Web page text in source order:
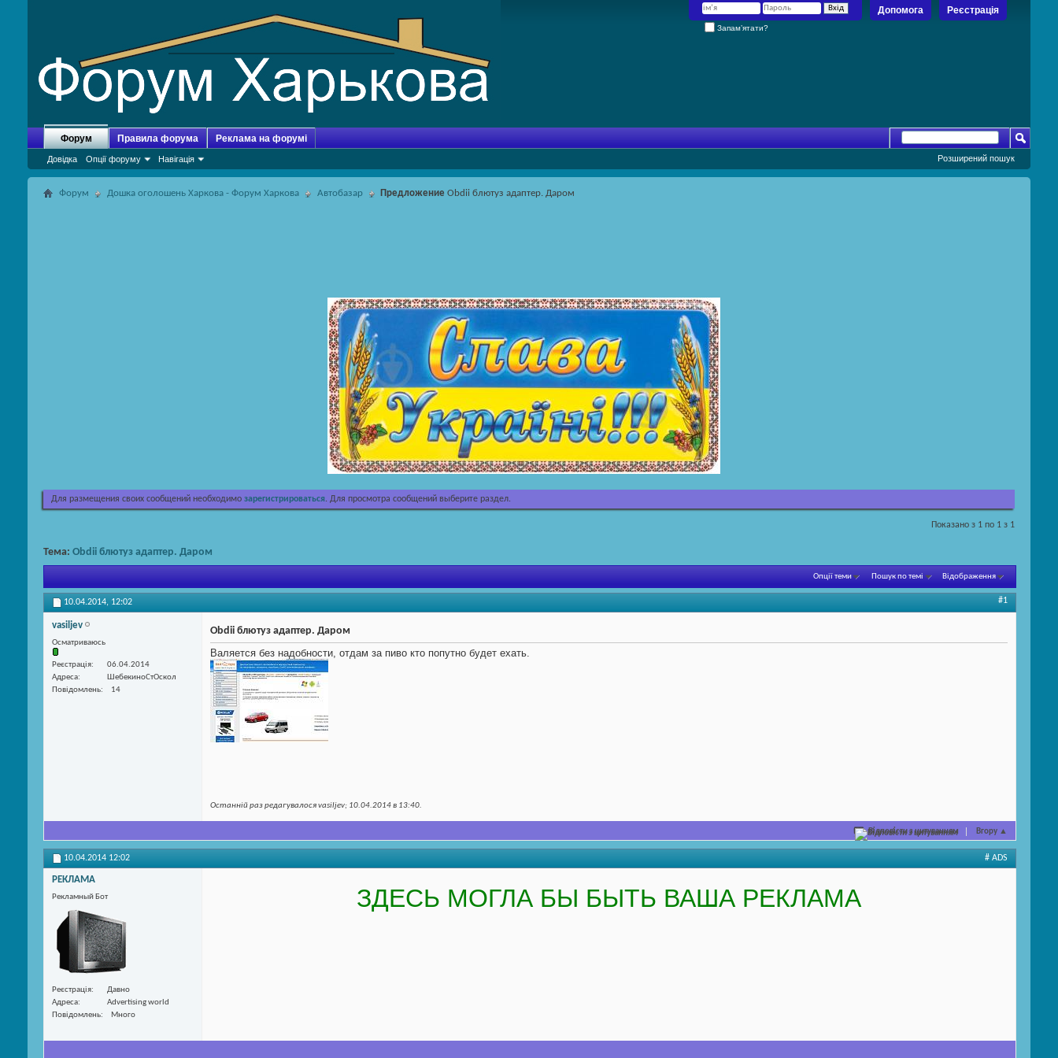
Реєстрація
Допомога
Запам’ятати?
Форум
Довідка Опції форуму Навігація
Правила форума Реклама на форумі
Розширений пошук
Форум Дошка оголошень Харкова - Форум Харкова Автобазар Предложение Obdii блютуз адаптер. Даром
Для размещения своих сообщений необходимо зарегистрироваться. Для просмотра сообщений выберите раздел.
Показано з 1 по 1 з 1
Тема: Obdii блютуз адаптер. Даром
Опції теми Пошук по темі Відображення
10.04.2014, 12:02 #1
vasiljev
Осматриваюсь
Реєстрація
06.04.2014
Адреса
ШебекиноСтОскол
Повідомлень
14
Obdii блютуз адаптер. Даром
Валяется без надобности, отдам за пиво кто попутно будет ехать.
Останній раз редагувалося vasiljev; 10.04.2014 в 13:40.
Відповісти з цитуванням Вгору ▲
10.04.2014 12:02 # ADS
РЕКЛАМА
Рекламный Бот
Реєстрація
Давно
Адреса
Advertising world
Повідомлень
Много
ЗДЕСЬ МОГЛА БЫ БЫТЬ ВАША РЕКЛАМА